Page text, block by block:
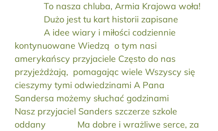
To nasza chluba, Armia Krajowa woła!
Dużo jest tu kart historii zapisane
A idee wiary i miłości codziennie
kontynuowane Wiedzą o tym nasi
amerykańscy przyjaciele Często do nas
przyjeżdżają, pomagając wiele Wszyscy się
cieszymy tymi odwiedzinami A Pana
Sandersa możemy słuchać godzinami
Nasz przyjaciel Sanders szczerze szkole
oddany Ma dobre i wrażliwe serce, za